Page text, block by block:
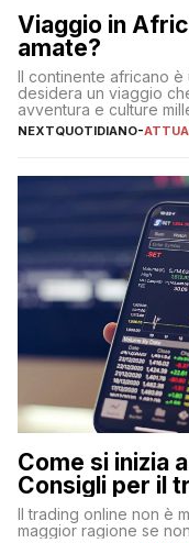
Viaggio in
amate?
Il continente africano
desidera un viaggio
avventura e culture
NEXTQUOTIDIANO-
Come si inizia
Consigli per il
Il trading online non è
maggior ragione se